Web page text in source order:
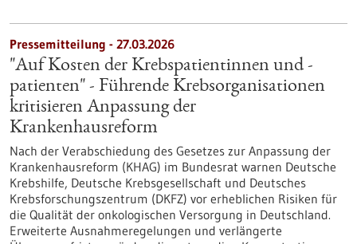
Pressemitteilung - 27.03.2026
"Auf Kosten der Krebspatientinnen und -
patienten" - Führende Krebsorganisationen
kritisieren Anpassung der
Krankenhausreform
Nach der Verabschiedung des Gesetzes zur Anpassung der
Krankenhausreform (KHAG) im Bundesrat warnen Deutsche
Krebshilfe, Deutsche Krebsgesellschaft und Deutsches
Krebsforschungszentrum (DKFZ) vor erheblichen Risiken für
die Qualität der onkologischen Versorgung in Deutschland.
Erweiterte Ausnahmeregelungen und verlängerte